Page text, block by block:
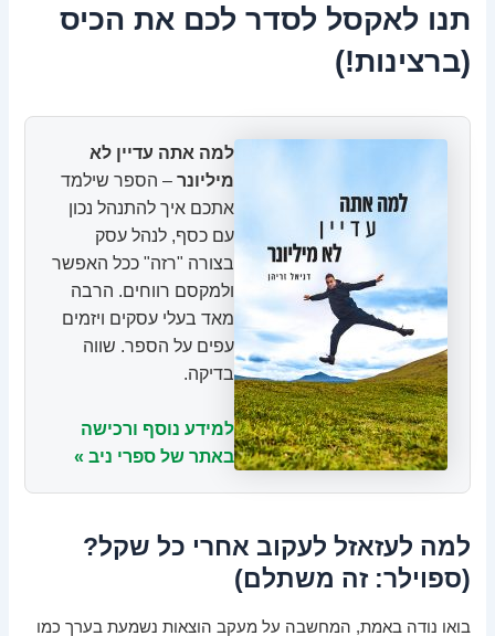
תנו לאקסל לסדר לכם את הכיס
(ברצינות!)
למה אתה עדיין לא
מיליונר – הספר שילמד
אתכם איך להתנהל נכון
עם כסף, לנהל עסק
בצורה "רזה" ככל האפשר
ולמקסם רווחים. הרבה
מאד בעלי עסקים ויזמים
עפים על הספר. שווה
בדיקה.
למידע נוסף ורכישה
באתר של ספרי ניב »
למה לעזאזל לעקוב אחרי כל שקל?
(ספוילר: זה משתלם)
בואו נודה באמת, המחשבה על מעקב הוצאות נשמעת בערך כמו